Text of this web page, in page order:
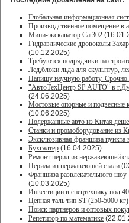
Глобальная информационная
Производственное помещение в
Мини-экскаватор Cat302
Гидравлические дровоколы
(10.12.2025)
Требуются подрядчики на
Лед,блоки льда для скульптур,
Напишу научную работу. Срочно.
"АвтоТехЦентр SP AUTO" в
(24.06.2025)
Мостовые опорные и
(10.06.2025)
Подержанные авто из Китая
Станки и промоборудование из
Эксклюзивная франшиза пункта
Бухгалтер (16.04.2025)
Ремонт перил из нержавеющей
Перила из нержавеющей стали
Франшиза развлекательного
(10.03.2025)
Инвестиции в спецтехнику под
Цепная таль тип ST (250-5000
Поиск партнеров и оптовых
Репетитор по математике